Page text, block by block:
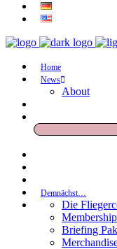
Home
News
About
Demnächst…
Die
Briefing